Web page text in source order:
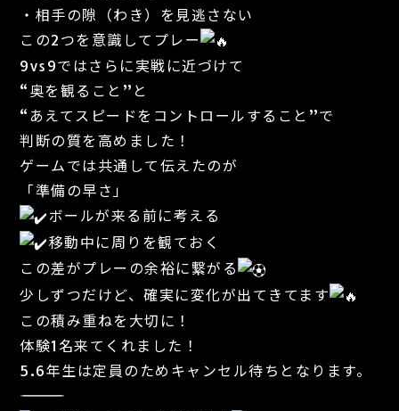
・相手の隙（わき）を見逃さない
この2つを意識してプレー
9vs9ではさらに実戦に近づけて
“奥を観ること”と
“あえてスピードをコントロールすること”で
判断の質を高めました！
ゲームでは共通して伝えたのが
「準備の早さ」
ボールが来る前に考える
移動中に周りを観ておく
この差がプレーの余裕に繋がる
少しずつだけど、確実に変化が出てきてます
この積み重ねを大切に！
体験1名来てくれました！
5.6年生は定員のためキャンセル待ちとなります。
―――――――――